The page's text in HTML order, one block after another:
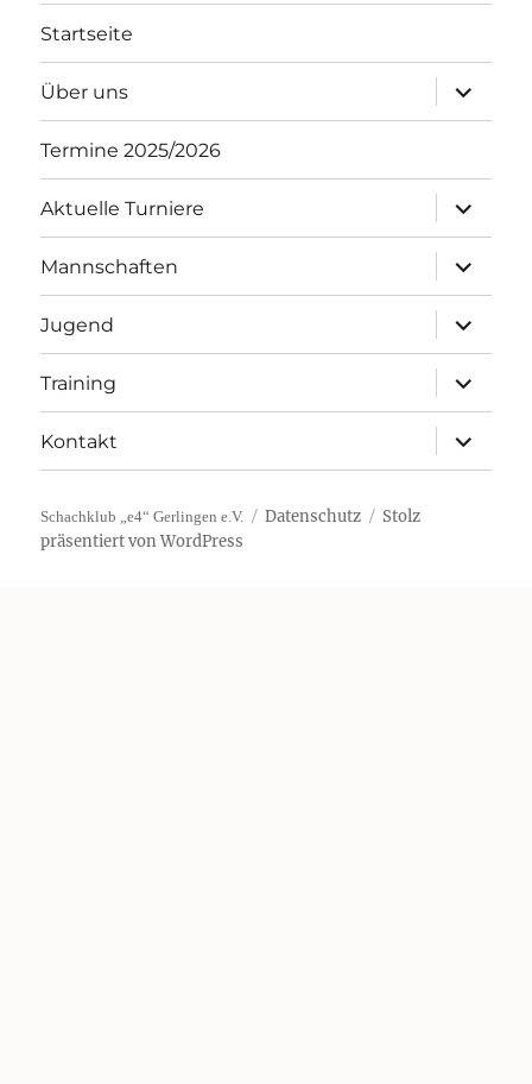
Startseite
Über uns
öffnen
Termine 2025/2026
Aktuelle Turniere
öffnen
Mannschaften
öffnen
Jugend
öffnen
Training
öffnen
Kontakt
öffnen
Schachklub „e4“ Gerlingen e.V. Datenschutz
Stolz
präsentiert von WordPress